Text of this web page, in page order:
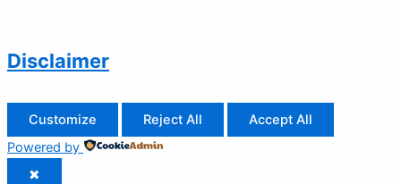
Disclaimer
Customize Reject All
Accept All
Powered by
✖